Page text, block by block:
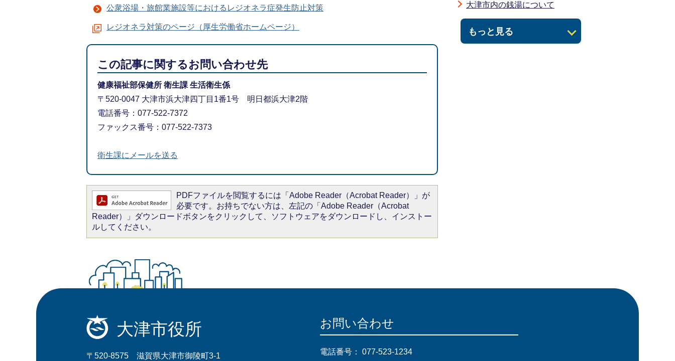
公衆浴場・旅館業施設等におけるレジオネラ症発生防止対策
レジオネラ対策のページ（厚生労働省ホームページ）
この記事に関するお問い合わせ先
健康福祉部保健所 衛生課 生活衛生係
〒520-0047 大津市浜大津四丁目1番1号 明日都浜大津2階
電話番号：077-522-7372
ファックス番号：077-522-7373
衛生課にメールを送る
PDFファイルを閲覧するには「Adobe Reader（Acrobat Reader）」が
必要です。お持ちでない方は、左記の「Adobe Reader（Acrobat
Reader）」ダウンロードボタンをクリックして、ソフトウェアをダウンロードし、インストー
ルしてください。
もっと見る
大津市内の銭湯について
大津市役所
〒520-8575 滋賀県大津市御陵町3-1
お問い合わせ
電話番号： 077-523-1234